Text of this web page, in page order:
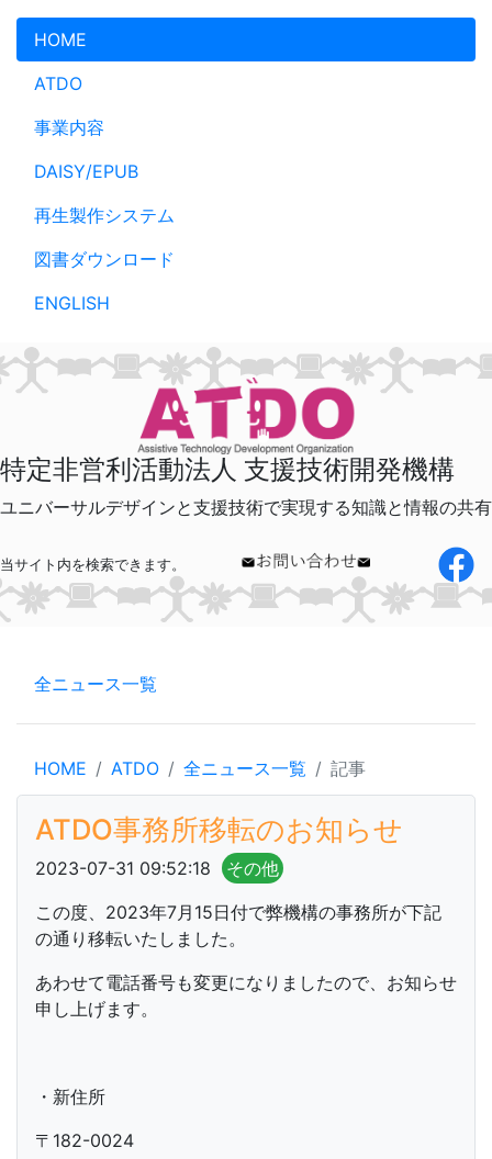
メインコンテンツへスキップ
HOME
ATDO
事業内容
DAISY/EPUB
再生製作システム
図書ダウンロード
ENGLISH
特定非営利活動法人 支援技術開発機構
ユニバーサルデザインと支援技術で実現する知識と情報の共有
当サイト内を検索できます。
全ニュース一覧
HOME ATDO 全ニュース一覧 記事
ATDO事務所移転のお知らせ
2023-07-31 09:52:18
その他
この度、2023年7月15日付で弊機構の事務所が下記
の通り移転いたしました。
あわせて電話番号も変更になりましたので、お知らせ
申し上げます。
・新住所
〒182-0024